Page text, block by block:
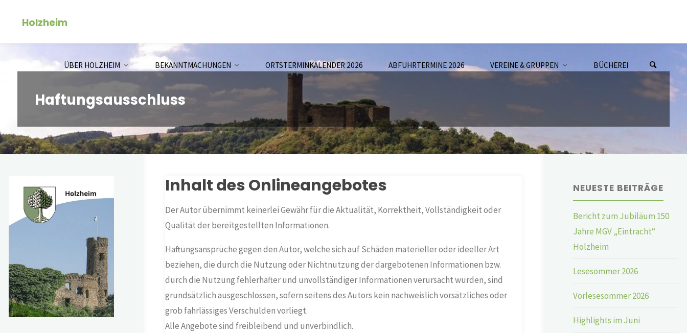
Holzheim
ÜBER HOLZHEIM BEKANNTMACHUNGEN ORTSTERMINKALENDER 2026 ABFUHRTERMINE 2026 VEREINE & GRUPPEN BÜCHEREI
Haftungsausschluss
Inhalt des Onlineangebotes
Der Autor übernimmt keinerlei Gewähr für die Aktualität, Korrektheit, Vollständigkeit oder
Qualität der bereitgestellten Informationen.
Haftungsansprüche gegen den Autor, welche sich auf Schäden materieller oder ideeller Art
beziehen, die durch die Nutzung oder Nichtnutzung der dargebotenen Informationen bzw.
durch die Nutzung fehlerhafter und unvollständiger Informationen verursacht wurden, sind
grundsätzlich ausgeschlossen, sofern seitens des Autors kein nachweislich vorsätzliches oder
grob fahrlässiges Verschulden vorliegt.
Alle Angebote sind freibleibend und unverbindlich.
NEUESTE BEITRÄGE
Bericht zum Jubiläum 150
Jahre MGV „Eintracht“
Holzheim
Lesesommer 2026
Vorlesesommer 2026
Highlights im Juni